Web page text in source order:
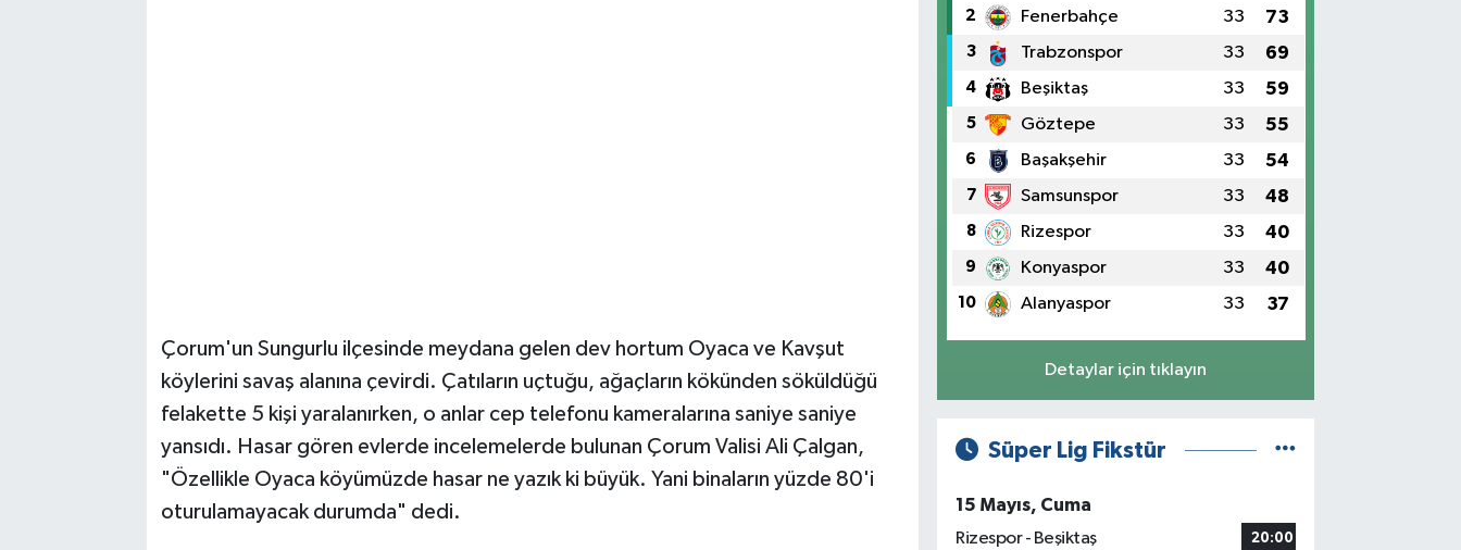
Çorum'un Sungurlu ilçesinde meydana gelen dev hortum Oyaca ve Kavşut
köylerini savaş alanına çevirdi. Çatıların uçtuğu, ağaçların kökünden söküldüğü
felakette 5 kişi yaralanırken, o anlar cep telefonu kameralarına saniye saniye
yansıdı. Hasar gören evlerde incelemelerde bulunan Çorum Valisi Ali Çalgan,
"Özellikle Oyaca köyümüzde hasar ne yazık ki büyük. Yani binaların yüzde 80'i
oturulamayacak durumda" dedi.
2 Fenerbahçe 33 73
3 Trabzonspor 33 69
4 Beşiktaş 33 59
5 Göztepe 33 55
6 Başakşehir 33 54
7 Samsunspor 33 48
8 Rizespor 33 40
9 Konyaspor 33 40
10 Alanyaspor 33 37
Detaylar için tıklayın
Süper Lig Fikstür
15 Mayıs, Cuma
Rizespor - Beşiktaş
20:00